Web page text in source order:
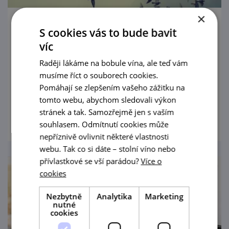
Znojmo ve středověku (Znojmo 800 let)
Komentovaná prohlídka představí historii
hradebního opevnění města Znojmo.
prohlédnout
×
S cookies vás to bude bavit
víc
Raději lákáme na bobule vína, ale teď vám
musíme říct o souborech cookies.
Pomáhají se zlepšením vašeho zážitku na
tomto webu, abychom sledovali výkon
stránek a tak. Samozřejmě jen s vaším
souhlasem. Odmítnutí cookies může
nepříznivě ovlivnit některé vlastnosti
webu. Tak co si dáte – stolní víno nebo
přívlastkové se vší parádou?Více o
cookies
Nezbytně
nutné
cookies
Analytika Marketing